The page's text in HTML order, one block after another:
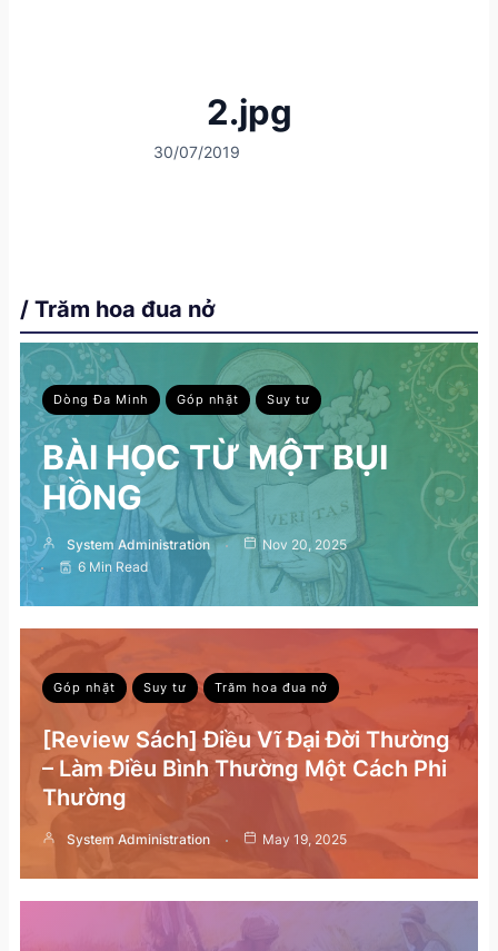
2.jpg
30/07/2019
/ Trăm hoa đua nở
Dòng Đa Minh Góp nhặt Suy tư
BÀI HỌC TỪ MỘT BỤI
HỒNG
System Administration
Nov 20, 2025
6 Min Read
Góp nhặt Suy tư Trăm hoa đua nở
[Review Sách] Điều Vĩ Đại Đời Thường
– Làm Điều Bình Thường Một Cách Phi
Thường
System Administration May 19, 2025